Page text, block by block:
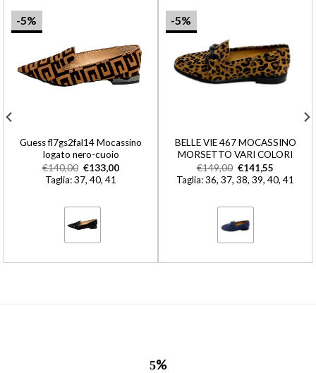
-5%
Guess fl7gs2fal14 Mocassino
logato nero-cuoio
€140,00 €133,00
Taglia: 37, 40, 41
-5%
BELLE VIE 467 MOCASSINO
MORSETTO VARI COLORI
€149,00 €141,55
Taglia: 36, 37, 38, 39, 40, 41
5%